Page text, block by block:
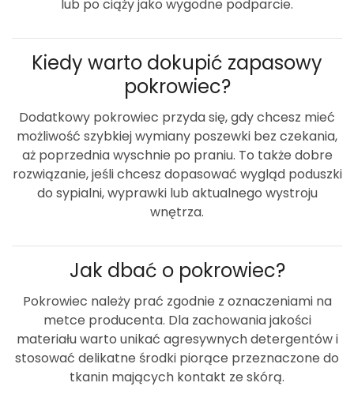
lub po ciąży jako wygodne podparcie.
Kiedy warto dokupić zapasowy
pokrowiec?
Dodatkowy pokrowiec przyda się, gdy chcesz mieć
możliwość szybkiej wymiany poszewki bez czekania,
aż poprzednia wyschnie po praniu. To także dobre
rozwiązanie, jeśli chcesz dopasować wygląd poduszki
do sypialni, wyprawki lub aktualnego wystroju
wnętrza.
Jak dbać o pokrowiec?
Pokrowiec należy prać zgodnie z oznaczeniami na
metce producenta. Dla zachowania jakości
materiału warto unikać agresywnych detergentów i
stosować delikatne środki piorące przeznaczone do
tkanin mających kontakt ze skórą.